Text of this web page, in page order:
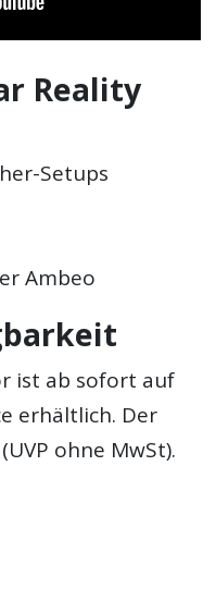
Reality
Setups
Ambeo
ist ab sofort auf
erhältlich. Der
ohne MwSt).